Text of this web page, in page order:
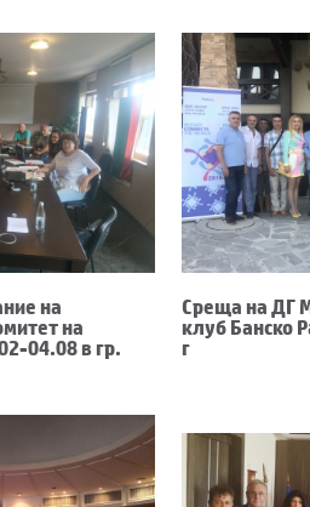
на
на
04.08 в гр.
Среща на ДГ
клуб Банско
г